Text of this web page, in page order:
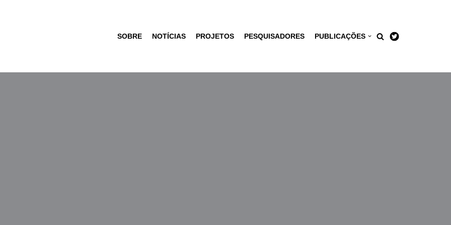
SOBRE NOTÍCIAS PROJETOS PESQUISADORES PUBLICAÇÕES